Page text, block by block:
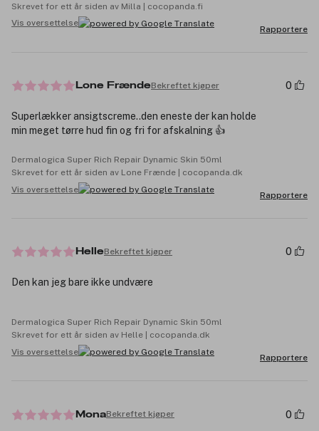
Skrevet for ett år siden av Milla | cocopanda.fi
Vis oversettelse
Rapportere
Lone FrændeBekreftet kjøper 0
Superlækker ansigtscreme..den eneste der kan holde
min meget tørre hud fin og fri for afskalning 👍
Dermalogica Super Rich Repair Dynamic Skin 50ml
Skrevet for ett år siden av Lone Frænde | cocopanda.dk
Vis oversettelse
Rapportere
HelleBekreftet kjøper 0
Den kan jeg bare ikke undvære
Dermalogica Super Rich Repair Dynamic Skin 50ml
Skrevet for ett år siden av Helle | cocopanda.dk
Vis oversettelse
Rapportere
MonaBekreftet kjøper 0